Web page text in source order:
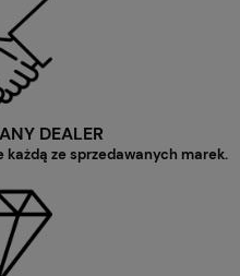
DEALER
ze sprzedawanych marek.